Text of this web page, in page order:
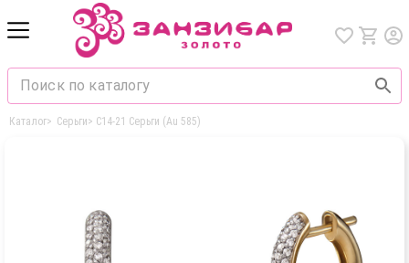
Каталог> Серьги> С14-21 Серьги (Au 585)